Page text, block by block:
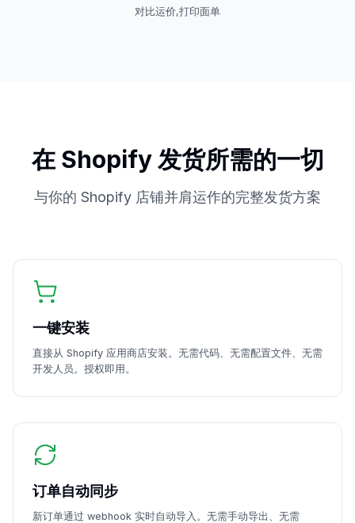
对比运价,打印面单
在 Shopify 发货所需的一切
与你的 Shopify 店铺并肩运作的完整发货方案
一键安装
直接从 Shopify 应用商店安装。无需代码、无需配置文件、无需
开发人员。授权即用。
订单自动同步
新订单通过 webhook 实时自动导入。无需手动导出、无需